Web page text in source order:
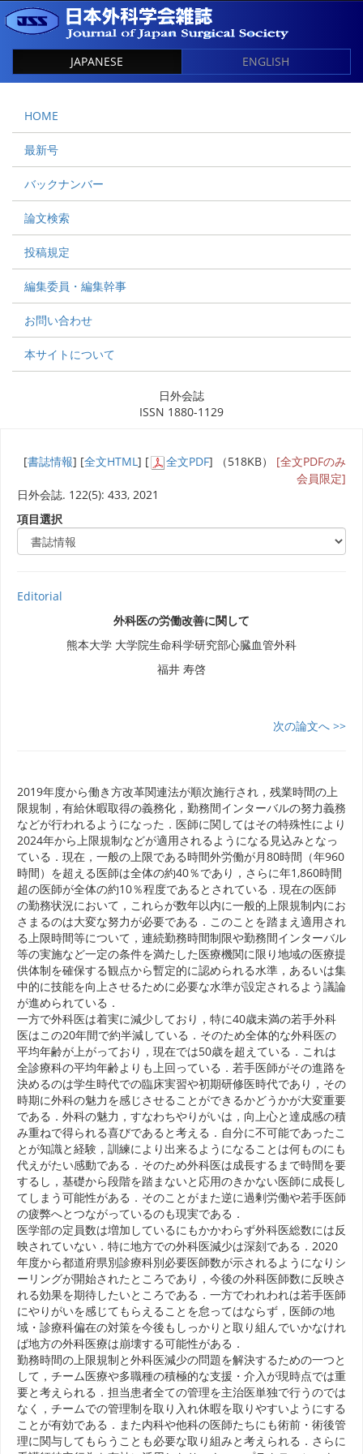
JAPANESE ENGLISH
HOME
最新号
バックナンバー
論文検索
投稿規定
編集委員・編集幹事
お問い合わせ
本サイトについて
日外会誌
ISSN 1880-1129
[書誌情報] [全文HTML] [ 全文PDF] （518KB） [全文PDFのみ
会員限定]
日外会誌. 122(5): 433, 2021
項目選択
Editorial
外科医の労働改善に関して
熊本大学 大学院生命科学研究部心臓血管外科
福井 寿啓
次の論文へ >>
2019年度から働き方改革関連法が順次施行され，残業時間の上
限規制，有給休暇取得の義務化，勤務間インターバルの努力義務
などが行われるようになった．医師に関してはその特殊性により
2024年から上限規制などが適用されるようになる見込みとなっ
ている．現在，一般の上限である時間外労働が月80時間（年960
時間）を超える医師は全体の約40％であり，さらに年1,860時間
超の医師が全体の約10％程度であるとされている．現在の医師
の勤務状況において，これらが数年以内に一般的上限規制内にお
さまるのは大変な努力が必要である．このことを踏まえ適用され
る上限時間等について，連続勤務時間制限や勤務間インターバル
等の実施など一定の条件を満たした医療機関に限り地域の医療提
供体制を確保する観点から暫定的に認められる水準，あるいは集
中的に技能を向上させるために必要な水準が設定されるよう議論
が進められている．
一方で外科医は着実に減少しており，特に40歳未満の若手外科
医はこの20年間で約半減している．そのため全体的な外科医の
平均年齢が上がっており，現在では50歳を超えている．これは
全診療科の平均年齢よりも上回っている．若手医師がその進路を
決めるのは学生時代での臨床実習や初期研修医時代であり，その
時期に外科の魅力を感じさせることができるかどうかが大変重要
である．外科の魅力，すなわちやりがいは，向上心と達成感の積
み重ねで得られる喜びであると考える．自分に不可能であったこ
とが知識と経験，訓練により出来るようになることは何ものにも
代えがたい感動である．そのため外科医は成長するまで時間を要
するし，基礎から段階を踏まないと応用のきかない医師に成長し
てしまう可能性がある．そのことがまた逆に過剰労働や若手医師
の疲弊へとつながっているのも現実である．
医学部の定員数は増加しているにもかかわらず外科医総数には反
映されていない．特に地方での外科医減少は深刻である．2020
年度から都道府県別診療科別必要医師数が示されるようになりシ
ーリングが開始されたところであり，今後の外科医師数に反映さ
れる効果を期待したいところである．一方でわれわれは若手医師
にやりがいを感じてもらえることを怠ってはならず，医師の地
域・診療科偏在の対策を今後もしっかりと取り組んでいかなけれ
ば地方の外科医療は崩壊する可能性がある．
勤務時間の上限規制と外科医減少の問題を解決するための一つと
して，チーム医療や多職種の積極的な支援・介入が現時点では重
要と考えられる．担当患者全ての管理を主治医単独で行うのでは
なく，チームでの管理制を取り入れ休暇を取りやすいようにする
ことが有効である．また内科や他科の医師たちにも術前・術後管
理に関与してもらうことも必要な取り組みと考えられる．さらに